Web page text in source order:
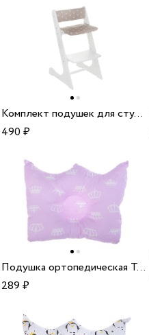
Комплект подушек для стульчика Sweet Baby Mio кофейный
490₽
Подушка ортопедическая Тутси для новорожденных Корона сиреневый
289₽